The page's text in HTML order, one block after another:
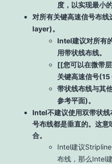
度，以实现最小
对所有关键高速信号布
layer)。
Intel建议对所有
用带状线布线。
[[您可以在微带
关键高速信号(15
带状线布线与其
参考平面)。
Intel不建议使用双带状
号布线都是垂直的。这
合。
Intel建议
布线，那么Intel